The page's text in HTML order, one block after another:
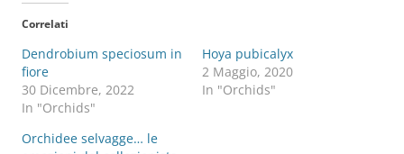
Correlati
Dendrobium speciosum in
fiore
30 Dicembre, 2022
In "Orchids"
Hoya pubicalyx
2 Maggio, 2020
In "Orchids"
Orchidee selvagge… le